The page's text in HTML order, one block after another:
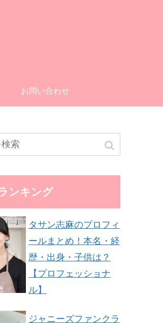
お問い合わせ
ンキング
タサン志麻のプロフィ
ールまとめ！本名・経
歴・出身・子供は？
【プロフェッショナ
ル】
ジャニーズファンクラ